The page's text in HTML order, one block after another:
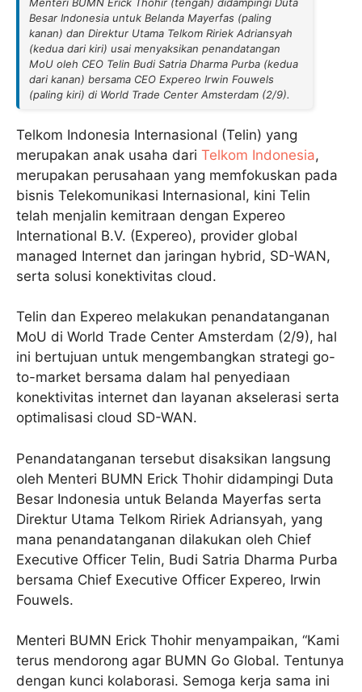
Besar Indonesia untuk Belanda Mayerfas (paling
kanan) dan Direktur Utama Telkom Ririek Adriansyah
(kedua dari kiri) usai menyaksikan penandatangan
MoU oleh CEO Telin Budi Satria Dharma Purba (kedua
dari kanan) bersama CEO Expereo Irwin Fouwels
(paling kiri) di World Trade Center Amsterdam (2/9).
Telkom Indonesia Internasional (Telin) yang
merupakan anak usaha dari Telkom Indonesia,
merupakan perusahaan yang memfokuskan pada
bisnis Telekomunikasi Internasional, kini Telin
telah menjalin kemitraan dengan Expereo
International B.V. (Expereo), provider global
managed Internet dan jaringan hybrid, SD-WAN,
serta solusi konektivitas cloud.
Telin dan Expereo melakukan penandatanganan
MoU di World Trade Center Amsterdam (2/9), hal
ini bertujuan untuk mengembangkan strategi go-
to-market bersama dalam hal penyediaan
konektivitas internet dan layanan akselerasi serta
optimalisasi cloud SD-WAN.
Penandatanganan tersebut disaksikan langsung
oleh Menteri BUMN Erick Thohir didampingi Duta
Besar Indonesia untuk Belanda Mayerfas serta
Direktur Utama Telkom Ririek Adriansyah, yang
mana penandatanganan dilakukan oleh Chief
Executive Officer Telin, Budi Satria Dharma Purba
bersama Chief Executive Officer Expereo, Irwin
Fouwels.
Menteri BUMN Erick Thohir menyampaikan, “Kami
terus mendorong agar BUMN Go Global. Tentunya
dengan kunci kolaborasi. Semoga kerja sama ini